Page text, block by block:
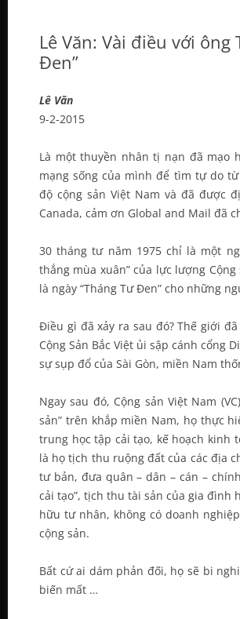
Lê Văn: Vài điều với
Đen”
Lê Văn
9-2-2015
Là một thuyền nhân tị nạn đã mạo
mạng sống của mình để tìm tự do
độ cộng sản Việt Nam và đã được
Canada, cảm ơn Global and Mail đã
30 tháng tư năm 1975 chỉ là một
thắng mùa xuân” của lực lượng
là ngày “Tháng Tư Đen” cho những
Điều gì đã xảy ra sau đó? Thế giới
Cộng Sản Bắc Việt ủi sập cánh cổng
sự sụp đổ của Sài Gòn, miền Nam
Ngay sau đó, Cộng sản Việt Nam
sản” trên khắp miền Nam, họ thực
trung học tập cải tạo, kế hoạch kinh
là họ tịch thu ruộng đất của các địa
tư bản, đưa quân – dân – cán –
cải tạo”, tịch thu tài sản của gia đình
hữu tư nhân, không có doanh
cộng sản.
Bất cứ ai dám phản đối, họ sẽ bi
biến mất …